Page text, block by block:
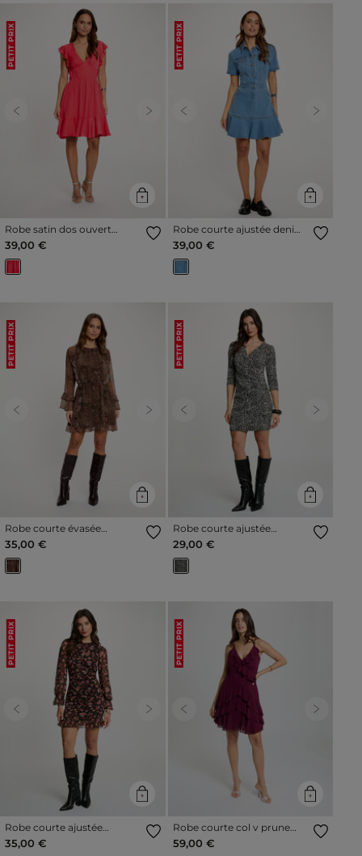
PETIT PRIX
Previous Next
Robe satin dos ouvert
rouge corail femme
39,00 €
PETIT PRIX
Previous Next
Robe courte ajustée denim
stone femme
39,00 €
PETIT PRIX
Previous Next
Robe courte évasée
multicolore femme
35,00 €
PETIT PRIX
Previous Next
Robe courte ajustée
multicolore femme
29,00 €
PETIT PRIX
Previous Next
Robe courte ajustée
multicolore femme
35,00 €
PETIT PRIX
Previous Next
Robe courte col v prune
femme
59,00 €